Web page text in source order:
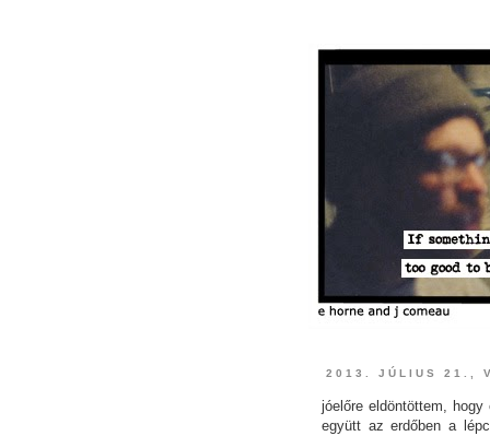
2013. JÚLIUS 21.,
jóelőre eldöntöttem,
együtt az erdőben a